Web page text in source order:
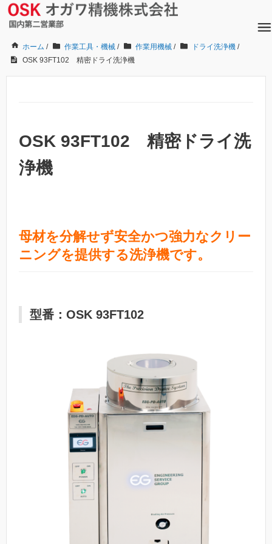
ホーム / 作業工具・機械 / 作業用機械 / ドライ洗浄機 /
OSK 93FT102 精密ドライ洗浄機
OSK 93FT102 精密ドライ洗
浄機
母材を分解せず安全かつ強力なクリー
ニングを提供する洗浄機です。
型番：OSK 93FT102